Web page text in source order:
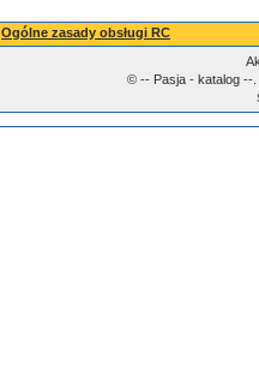
Ogólne zasady obsługi RC
© -- Pasja - katalog --